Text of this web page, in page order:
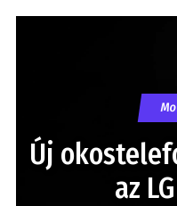
Új
az